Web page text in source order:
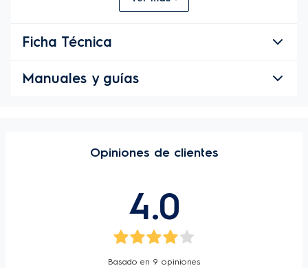
Ficha Técnica
Manuales y guías
Opiniones de clientes
4.0
Basado en 9 opiniones